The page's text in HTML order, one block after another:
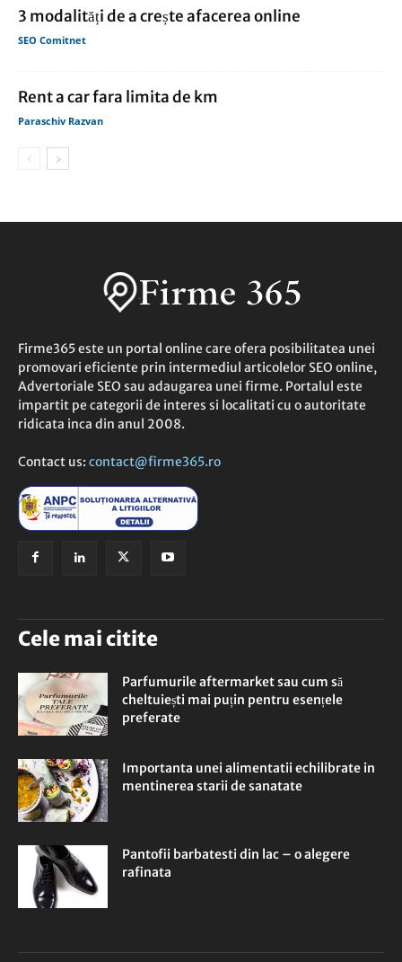
3 modalități de a crește afacerea online
SEO Comitnet
Rent a car fara limita de km
Paraschiv Razvan
Firme365 este un portal online care ofera posibilitatea unei
promovari eficiente prin intermediul articolelor SEO online,
Advertoriale SEO sau adaugarea unei firme. Portalul este
impartit pe categorii de interes si localitati cu o autoritate
ridicata inca din anul 2008.
Contact us: contact@firme365.ro
Cele mai citite
Parfumurile aftermarket sau cum să
cheltuiești mai puțin pentru esențele
preferate
Importanta unei alimentatii echilibrate in
mentinerea starii de sanatate
Pantofii barbatesti din lac – o alegere
rafinata